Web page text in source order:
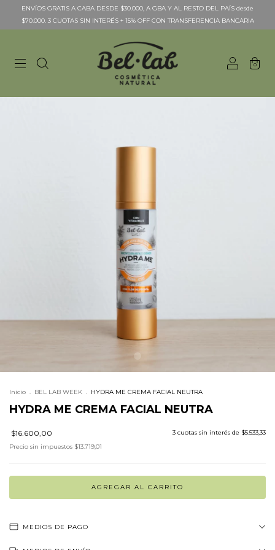
ENVÍOS GRATIS A CABA DESDE $30.000, A GBA Y AL RESTO DEL PAÍS desde
$70.000. 3 CUOTAS SIN INTERÉS + 15% OFF CON TRANSFERENCIA BANCARIA
0
Inicio . BEL LAB WEEK . HYDRA ME CREMA FACIAL NEUTRA
HYDRA ME CREMA FACIAL NEUTRA
$16.600,00 3 cuotas sin interés de $5.533,33
Precio sin impuestos $13.719,01
MEDIOS DE PAGO